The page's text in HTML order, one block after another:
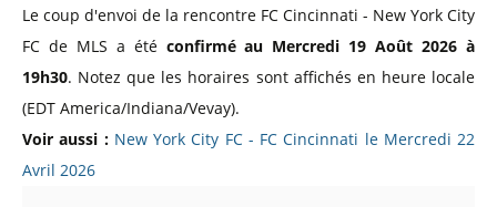
Le coup d'envoi de la rencontre FC Cincinnati - New York City
FC de MLS a été confirmé au Mercredi 19 Août 2026 à
19h30. Notez que les horaires sont affichés en heure locale
(EDT America/Indiana/Vevay).
Voir aussi : New York City FC - FC Cincinnati le Mercredi 22
Avril 2026